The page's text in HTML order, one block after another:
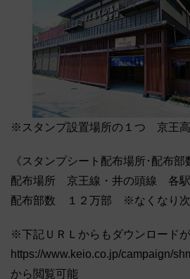
※スタンプ設置場所の１つ 京王高
《スタンプシート配布場所･配布部
配布場所 京王線・井の頭線 各駅
配布部数 １２万部 ※なくなり次
※下記ＵＲＬからもダウンロード
https://www.keio.co.jp/
から閲覧可能